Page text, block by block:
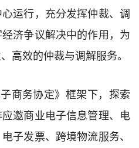
运行，充分发挥仲裁、调
济争议解决中的作用，为
高效的仲裁与调解服务。
商务协定》框架下，探索
邀商业电子信息管理、电
子发票、跨境物流服务、